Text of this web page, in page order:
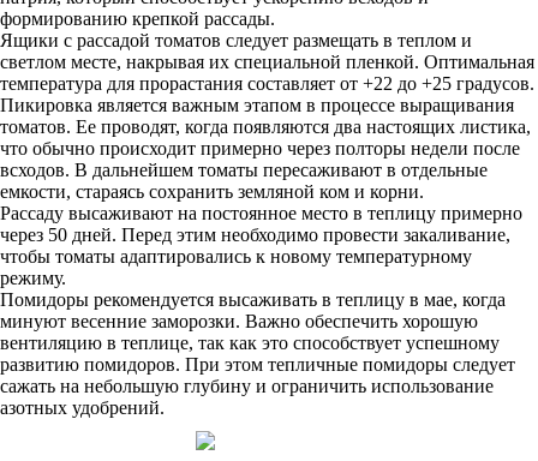
формированию крепкой рассады.
Ящики с рассадой томатов следует размещать в теплом и
светлом месте, накрывая их специальной пленкой. Оптимальная
температура для прорастания составляет от +22 до +25 градусов.
Пикировка является важным этапом в процессе выращивания
томатов. Ее проводят, когда появляются два настоящих листика,
что обычно происходит примерно через полторы недели после
всходов. В дальнейшем томаты пересаживают в отдельные
емкости, стараясь сохранить земляной ком и корни.
Рассаду высаживают на постоянное место в теплицу примерно
через 50 дней. Перед этим необходимо провести закаливание,
чтобы томаты адаптировались к новому температурному
режиму.
Помидоры рекомендуется высаживать в теплицу в мае, когда
минуют весенние заморозки. Важно обеспечить хорошую
вентиляцию в теплице, так как это способствует успешному
развитию помидоров. При этом тепличные помидоры следует
сажать на небольшую глубину и ограничить использование
азотных удобрений.